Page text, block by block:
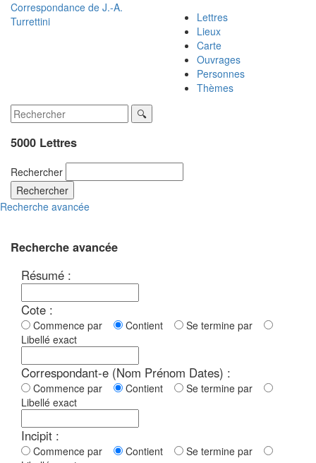
Correspondance de J.-A.
Turrettini
Lettres
Lieux
Carte
Ouvrages
Personnes
Thèmes
5000 Lettres
Rechercher
Rechercher
Recherche avancée
Recherche avancée
Résumé :
Cote :
Commence par Contient
Se termine par
Libellé exact
Correspondant-e (Nom Prénom Dates) :
Commence par Contient
Se termine par
Libellé exact
Incipit :
Commence par Contient
Se termine par